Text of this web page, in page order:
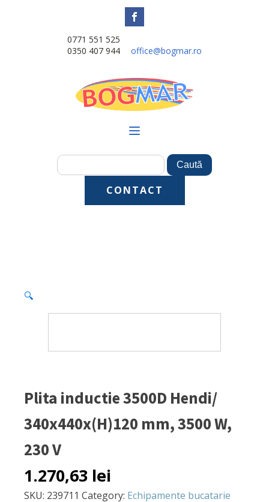
0771 551 525
0350 407 944
office@bogmar.ro
CONTACT
🔍
Plita inductie 3500D Hendi/
340x440x(H)120 mm, 3500 W,
230 V
1.270,63 lei
SKU: 239711 Category: Echipamente bucatarie